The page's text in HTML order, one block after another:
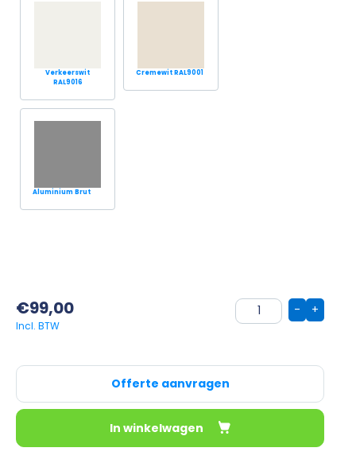
Verkeerswit
RAL9016
Cremewit RAL9001
Aluminium Brut
€99,00 +
-
Offerte aanvragen
In winkelwagen